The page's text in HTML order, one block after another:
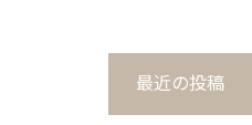
最近の投稿